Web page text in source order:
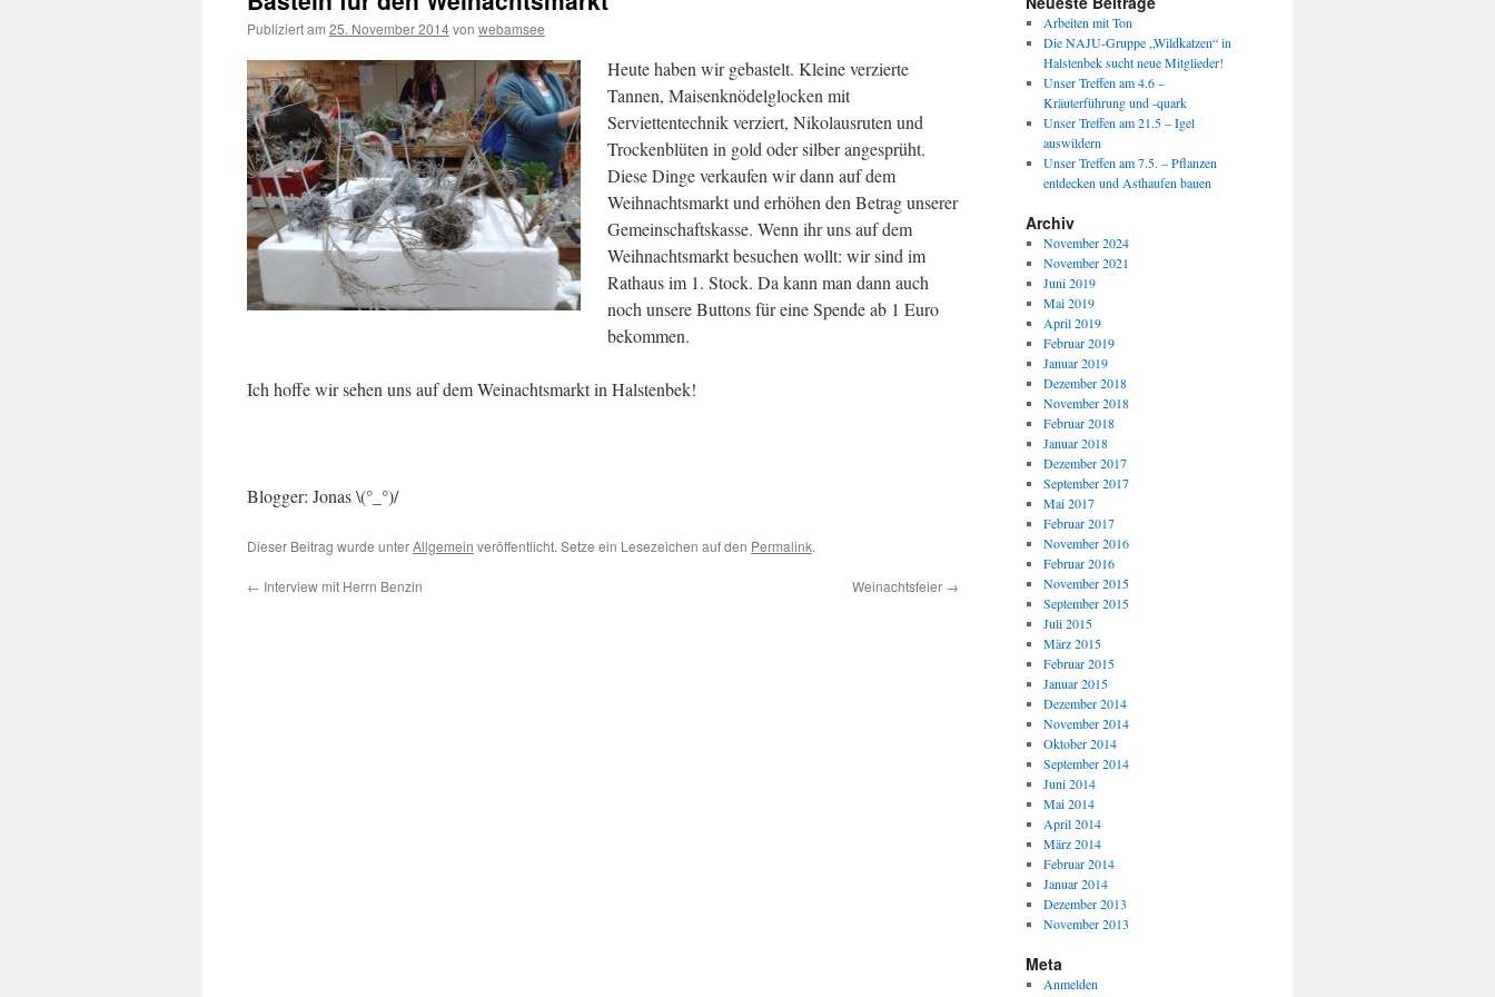
Publiziert am 25. November 2014von webamsee
Heute haben wir gebastelt. Kleine verzierte
Tannen, Maisenknödelglocken mit
Serviettentechnik verziert, Nikolausruten und
Trockenblüten in gold oder silber angesprüht.
Diese Dinge verkaufen wir dann auf dem
Weihnachtsmarkt und erhöhen den Betrag unserer
Gemeinschaftskasse. Wenn ihr uns auf dem
Weihnachtsmarkt besuchen wollt: wir sind im
Rathaus im 1. Stock. Da kann man dann auch
noch unsere Buttons für eine Spende ab 1 Euro
bekommen.
Ich hoffe wir sehen uns auf dem Weinachtsmarkt in Halstenbek!
Blogger: Jonas \(°_°)/
Dieser Beitrag wurde unterAllgemein veröffentlicht. Setze ein Lesezeichen auf den Permalink.
← Interview mit Herrn Benzin Weinachtsfeier →
Arbeiten mit Ton
Die NAJU-Gruppe „Wildkatzen“ in
Halstenbek sucht neue Mitglieder!
Unser Treffen am 4.6 –
Kräuterführung und -quark
Unser Treffen am 21.5 – Igel
auswildern
Unser Treffen am 7.5. – Pflanzen
entdecken und Asthaufen bauen
Archiv
November 2024
November 2021
Juni 2019
Mai 2019
April 2019
Februar 2019
Januar 2019
Dezember 2018
November 2018
Februar 2018
Januar 2018
Dezember 2017
September 2017
Mai 2017
Februar 2017
November 2016
Februar 2016
November 2015
September 2015
Juli 2015
März 2015
Februar 2015
Januar 2015
Dezember 2014
November 2014
Oktober 2014
September 2014
Juni 2014
Mai 2014
April 2014
März 2014
Februar 2014
Januar 2014
Dezember 2013
November 2013
Meta
Anmelden